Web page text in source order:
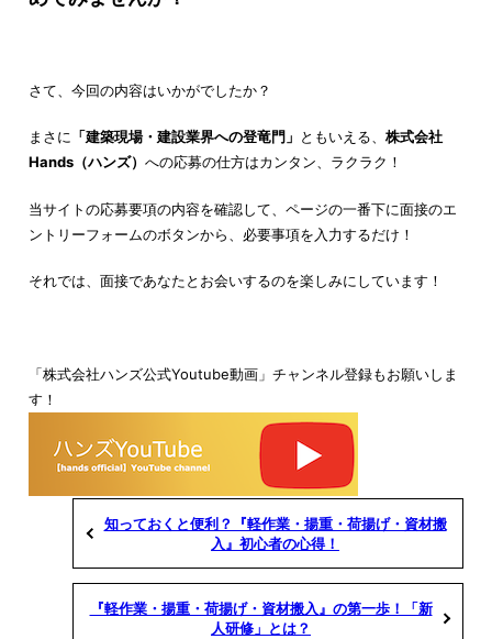
さて、今回の内容はいかがでしたか？
まさに 「建築現場・建設業界への登竜門」 ともいえる、 株式会社
Hands（ハンズ） への応募の仕方はカンタン、ラクラク！
当サイトの応募要項の内容を確認して、ページの一番下に面接のエ
ントリーフォームのボタンから、必要事項を入力するだけ！
それでは、面接であなたとお会いするのを楽しみにしています！
「株式会社ハンズ公式Youtube動画」チャンネル登録もお願いしま
す！
知っておくと便利？『軽作業・揚重・荷揚げ・資材搬
入』初心者の心得！
『軽作業・揚重・荷揚げ・資材搬入』の第一歩！「新
人研修」とは？